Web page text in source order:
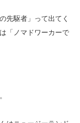
先駆者」って出てく
「ノマドワーカーで
。